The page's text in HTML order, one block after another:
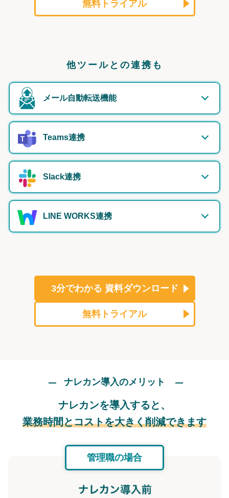
無料トライアル
他ツールとの連携も
メール自動転送機能
Teams連携
Slack連携
LINE WORKS連携
3分でわかる 資料ダウンロード
無料トライアル
ナレカン導入のメリット
ナレカンを導入すると、
業務時間とコストを大きく削減できます
管理職の場合